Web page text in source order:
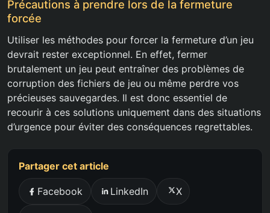
Précautions à prendre lors de la fermeture
forcée
Utiliser les méthodes pour forcer la fermeture d’un jeu
devrait rester exceptionnel. En effet, fermer
brutalement un jeu peut entraîner des problèmes de
corruption des fichiers de jeu ou même perdre vos
précieuses sauvegardes. Il est donc essentiel de
recourir à ces solutions uniquement dans des situations
d’urgence pour éviter des conséquences regrettables.
Partager cet article
Facebook LinkedIn X